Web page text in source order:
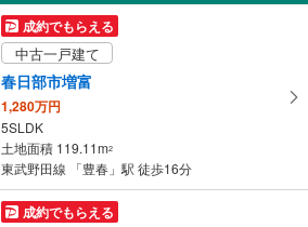
3,480万円
4LDK
土地面積 114.61m
東武野田線 「豊春」駅 徒歩9分
成約でもらえる
中古一戸建て
春日部市増富
1,280万円
5SLDK
土地面積 119.11m2
東武野田線 「豊春」駅 徒歩16分
成約でもらえる